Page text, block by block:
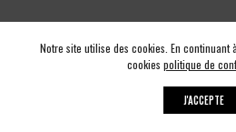
Notre site utilise des cookies. En continuant
cookies politique de
J'ACCEPTE